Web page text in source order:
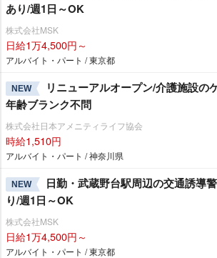
あり/週1日～OK
株式会社MSK
日給1万4,500円～
アルバイト・パート / 東京都
NEW
リニューアルオープン/介護施設の
年齢ブランク不問
株式会社日本アメニティライフ協会
時給1,510円
アルバイト・パート / 神奈川県
NEW
日勤・武蔵野台駅周辺の交通誘導
り/週1日～OK
株式会社MSK
日給1万4,500円～
アルバイト・パート / 東京都